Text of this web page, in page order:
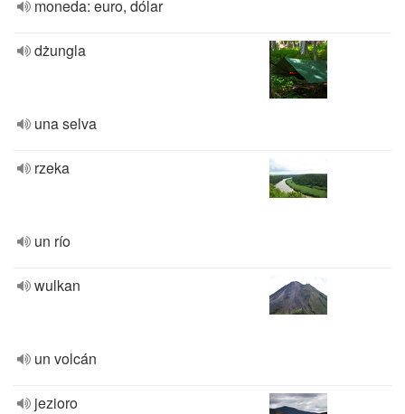
moneda: euro, dólar
dżungla
una selva
rzeka
un río
wulkan
un volcán
jezioro